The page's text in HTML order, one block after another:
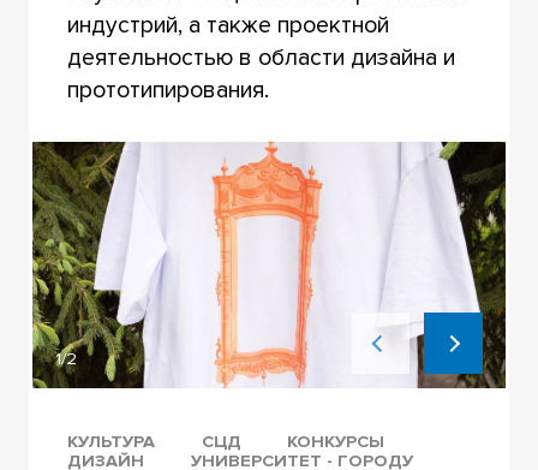
индустрий, а также проектной
деятельностью в области дизайна и
прототипирования.
1/2
КУЛЬТУРА СЦД
КОНКУРСЫ
ДИЗАЙН
УНИВЕРСИТЕТ - ГОРОДУ